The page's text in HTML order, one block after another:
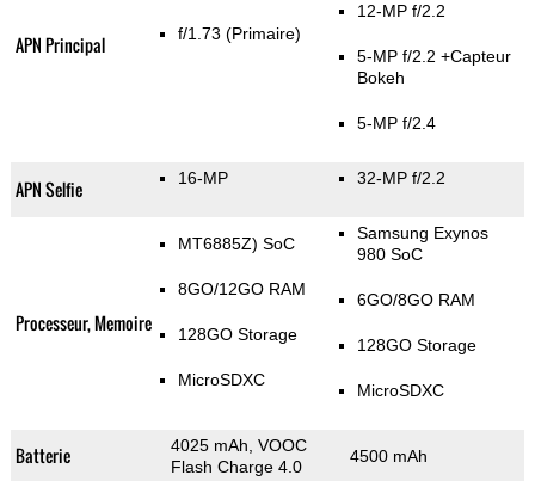
APN Principal f/1.73 (Primaire)
12-MP f/2.2
5-MP f/2.2 +Capteur
Bokeh
5-MP f/2.4
APN Selfie 16-MP 32-MP f/2.2
Processeur, Memoire
MT6885Z) SoC
8GO/12GO RAM
128GO Storage
MicroSDXC
Samsung Exynos
980 SoC
6GO/8GO RAM
128GO Storage
MicroSDXC
Batterie
4025 mAh, VOOC
Flash Charge 4.0
4500 mAh